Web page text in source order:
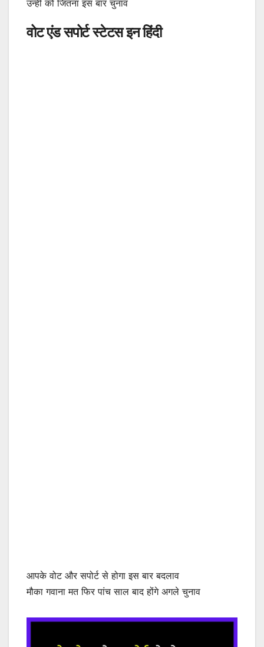
उन्ही को जितना इस बार चुनाव
वोट एंड सपोर्ट स्टेटस इन हिंदी
आपके वोट और सपोर्ट से होगा इस बार बदलाव
मौका गवाना मत फिर पांच साल बाद होंगे अगले चुनाव